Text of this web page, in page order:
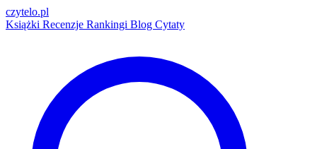
czytelo.pl
Książki Recenzje Rankingi Blog Cytaty